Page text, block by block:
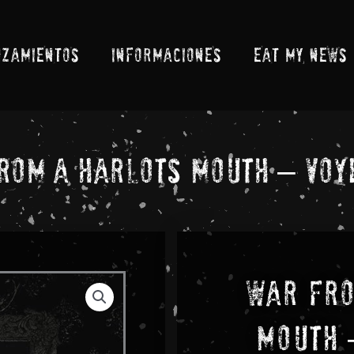
INFORMACIONES EAT MY NEWS
A Harlots Mouth –
War
Mouth